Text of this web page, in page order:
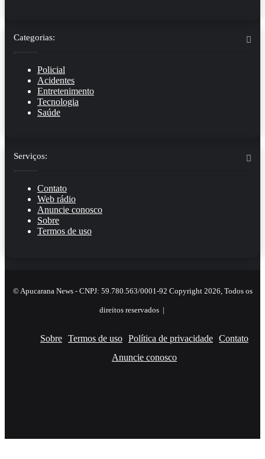
Categorias:
Policial
Acidentes
Entretenimento
Tecnologia
Saúde
Serviços:
Contato
Web rádio
Anuncie conosco
Sobre
Termos de uso
© Apucarana News - CNPJ: 59.780.563/0001-92 Copyright 2026, Todos os
direitos reservados |
Sobre Termos de uso Política de privacidade Contato
Anuncie conosco